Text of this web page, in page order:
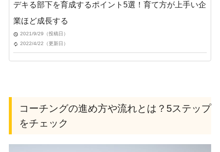
デキる部下を育成するポイント5選！育て方が上手い企
業ほど成長する
2021/9/29（投稿日）
2022/4/22（更新日）
コーチングの進め方や流れとは？5ステップ
をチェック